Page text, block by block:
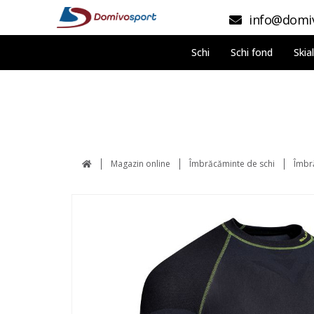
Schi Schi fond
Magazin online Îmbrăcăminte de schi